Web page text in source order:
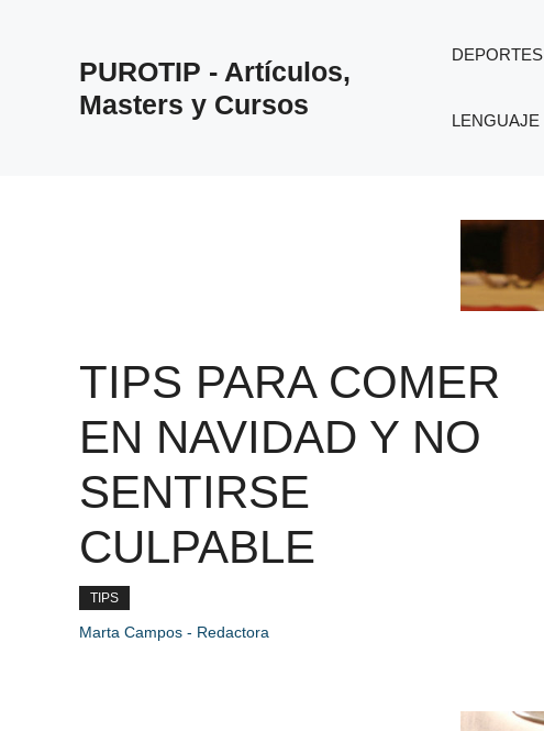
PUROTIP - Artículos,
Masters y Cursos
DEPORTES
LENGUAJE
TIPS PARA COMER
EN NAVIDAD Y NO
SENTIRSE
CULPABLE
TIPS
Marta Campos - Redactora